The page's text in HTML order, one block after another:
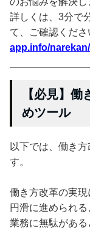
詳しくは、3分で
て、ご確認くださ
app.info/narekan/
【必見】
めツール
以下では、働き
す。
働き方改革の実
円滑に進められ
業務に無駄があ